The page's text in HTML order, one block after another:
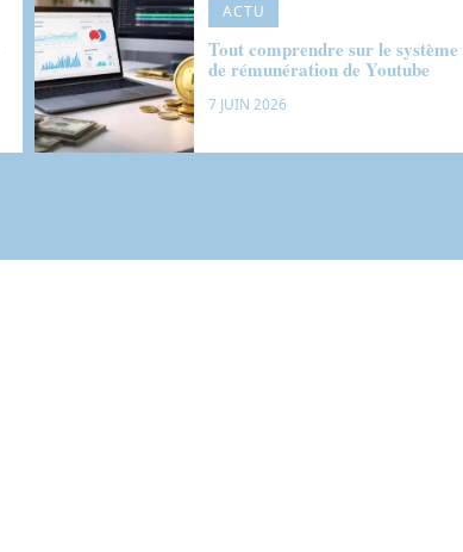
ACTU
Tout comprendre sur le système
de rémunération de Youtube
7 JUIN 2026